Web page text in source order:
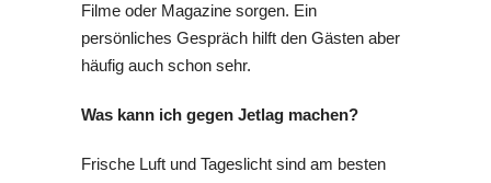
Filme oder Magazine sorgen. Ein
persönliches Gespräch hilft den Gästen aber
häufig auch schon sehr.
Was kann ich gegen Jetlag machen?
Frische Luft und Tageslicht sind am besten